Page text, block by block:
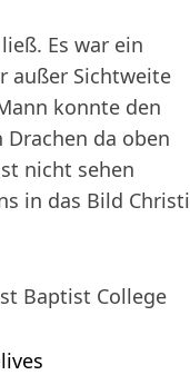
Es war ein
außer Sichtweite
konnte den
da oben
nicht sehen
in das Bild Christi
Baptist College